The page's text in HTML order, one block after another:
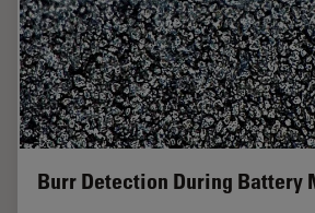
Burr Detection During Battery